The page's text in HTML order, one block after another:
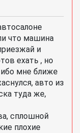
что машина
и
ехать , но
мне ближе
авто из
туда же,
сплошной
плохие